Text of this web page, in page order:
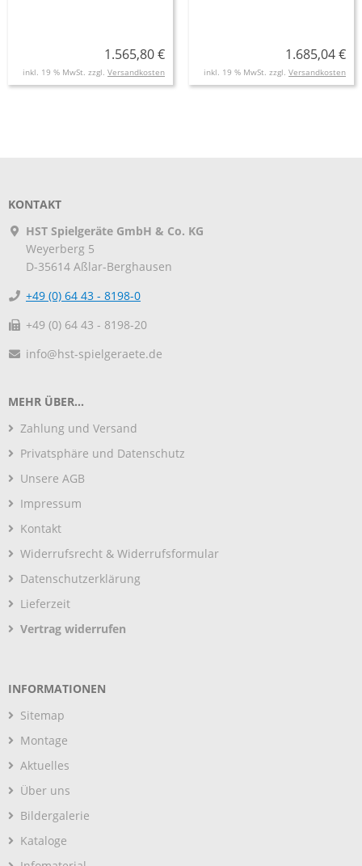
1.565,80 €
inkl. 19 % MwSt. zzgl. Versandkosten
1.685,04 €
inkl. 19 % MwSt. zzgl. Versandkosten
KONTAKT
HST Spielgeräte GmbH & Co. KG
Weyerberg 5
D-35614 Aßlar-Berghausen
+49 (0) 64 43 - 8198-0
+49 (0) 64 43 - 8198-20
info@hst-spielgeraete.de
MEHR ÜBER...
Zahlung und Versand
Privatsphäre und Datenschutz
Unsere AGB
Impressum
Kontakt
Widerrufsrecht & Widerrufsformular
Datenschutzerklärung
Lieferzeit
Vertrag widerrufen
INFORMATIONEN
Sitemap
Montage
Aktuelles
Über uns
Bildergalerie
Kataloge